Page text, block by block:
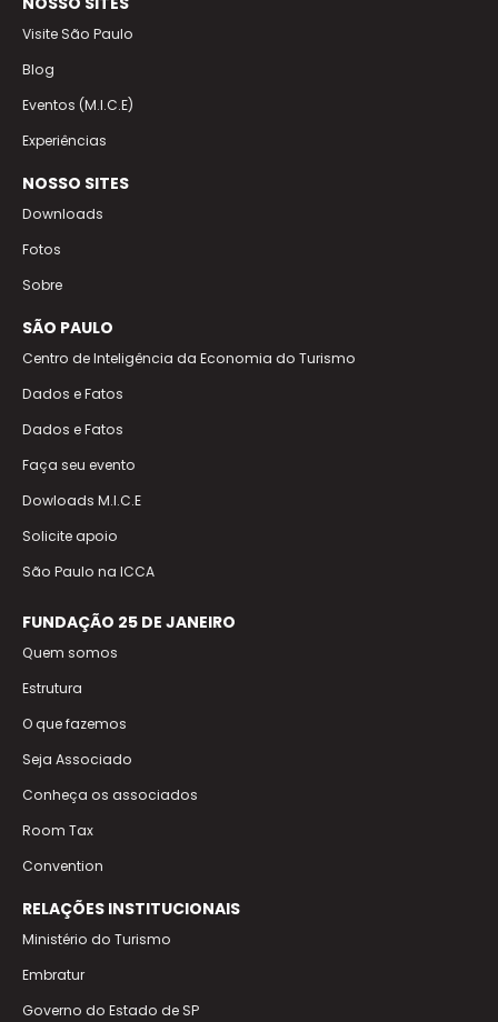
Visite São Paulo
Blog
Eventos (M.I.C.E)
Experiências
NOSSO SITES
Downloads
Fotos
Sobre
SÃO PAULO
Centro de Inteligência da Economia do Turismo
Dados e Fatos
Dados e Fatos
Faça seu evento
Dowloads M.I.C.E
Solicite apoio
São Paulo na ICCA
FUNDAÇÃO 25 DE JANEIRO
Quem somos
Estrutura
O que fazemos
Seja Associado
Conheça os associados
Room Tax
Convention
RELAÇÕES INSTITUCIONAIS
Ministério do Turismo
Embratur
Governo do Estado de SP